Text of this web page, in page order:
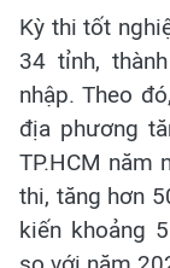
Kỳ thi tốt
34 tỉnh,
nhập. Theo
địa phương
TP.HCM năm
thi, tăng hơn
kiến khoảng